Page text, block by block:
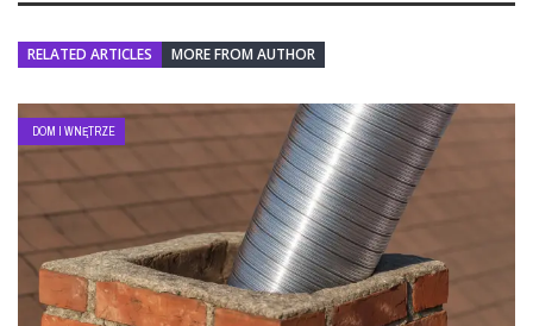
RELATED ARTICLES MORE FROM AUTHOR
DOM I WNĘTRZE